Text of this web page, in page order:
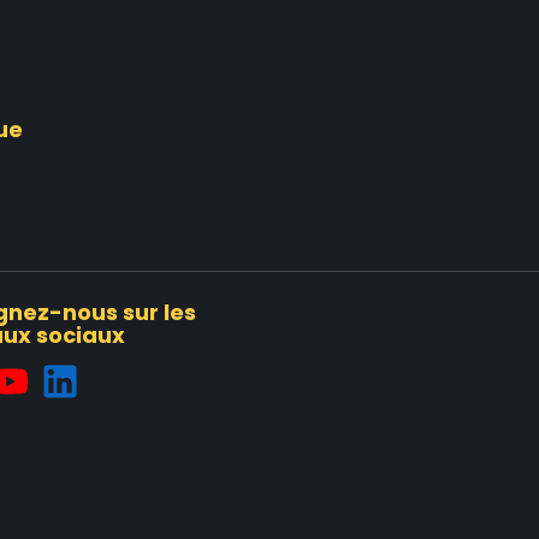
nous sur les
sociaux